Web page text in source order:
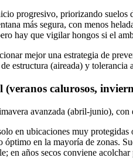
progresivo, priorizando suelos
más segura, con menos
hay que vigilar hongos si el
mejor una estrategia de
estructura (aireada) y
calurosos,
avanzada (abril-junio), con
en ubicaciones muy
óptimo en la mayoría de zonas.
en años secos conviene